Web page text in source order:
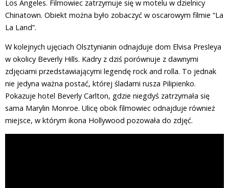
Los Angeles. Filmowiec zatrzymuje się w motelu w dzielnicy
Chinatown. Obiekt można było zobaczyć w oscarowym filmie “La
La Land”.
W kolejnych ujęciach Olsztynianin odnajduje dom Elvisa Presleya
w okolicy Beverly Hills. Kadry z dziś porównuje z dawnymi
zdjęciami przedstawiającymi legendę rock and rolla. To jednak
nie jedyna ważna postać, której śladami rusza Pilipienko.
Pokazuje hotel Beverly Carlton, gdzie niegdyś zatrzymała się
sama Marylin Monroe. Ulicę obok filmowiec odnajduje również
miejsce, w którym ikona Hollywood pozowała do zdjęć.